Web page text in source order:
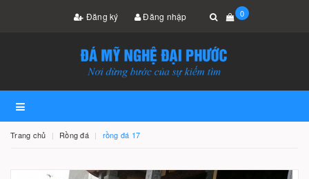
Đăng ký Đăng nhập 0
Trang chủ Rồng đá rồng đá 17